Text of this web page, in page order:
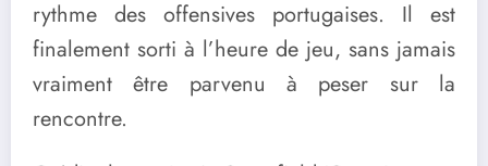
rythme des offensives portugaises. Il est
finalement sorti à l’heure de jeu, sans jamais
vraiment être parvenu à peser sur la
rencontre.